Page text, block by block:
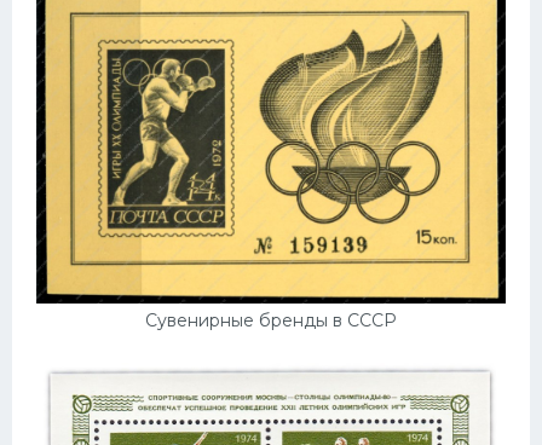
Сувенирные бренды в СССР
КатегорииФото
Еще картинки...
Футбол
Баскетбол
Хоккей
Тренажеры